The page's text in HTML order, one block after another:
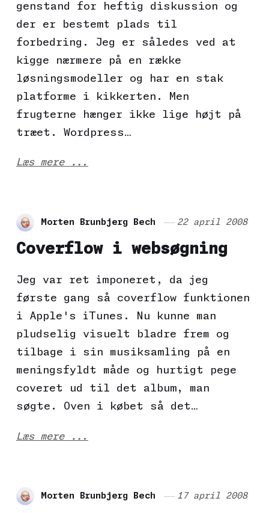
genstand for heftig diskussion og
der er bestemt plads til
forbedring. Jeg er således ved at
kigge nærmere på en række
løsningsmodeller og har en stak
platforme i kikkerten. Men
frugterne hænger ikke lige højt på
træet. Wordpress…
Læs mere ...
Morten Brunbjerg Bech 22 april 2008
Coverflow i websøgning
Jeg var ret imponeret, da jeg
første gang så coverflow funktionen
i Apple's iTunes. Nu kunne man
pludselig visuelt bladre frem og
tilbage i sin musiksamling på en
meningsfyldt måde og hurtigt pege
coveret ud til det album, man
søgte. Oven i købet så det…
Læs mere ...
Morten Brunbjerg Bech 17 april 2008